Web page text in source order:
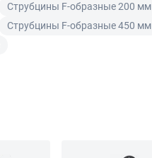
Струбцины F-образные 200 мм
Струбцины F-образные 450 мм